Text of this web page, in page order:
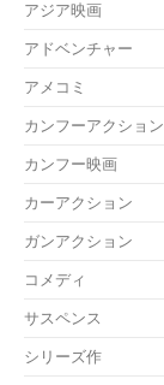
アジア映画
アドベンチャー
アメコミ
カンフーアクション
カンフー映画
カーアクション
ガンアクション
コメディ
サスペンス
シリーズ作